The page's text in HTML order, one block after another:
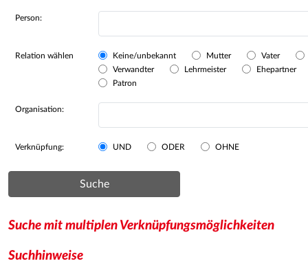
Person:
Relation wählen Keine/unbekannt Mutter
Vater
Verwandter
Lehrmeister
Ehepartner
Patron
Organisation:
Verknüpfung: UND ODER OHNE
Suche
Suche mit multiplen Verknüpfungsmöglichkeiten
Suchhinweise